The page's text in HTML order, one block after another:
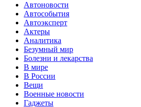
Автоновости
Автособытия
Автоэксперт
Актеры
Аналитика
Безумный мир
Болезни и лекарства
В мире
В России
Вещи
Военные новости
Гаджеты